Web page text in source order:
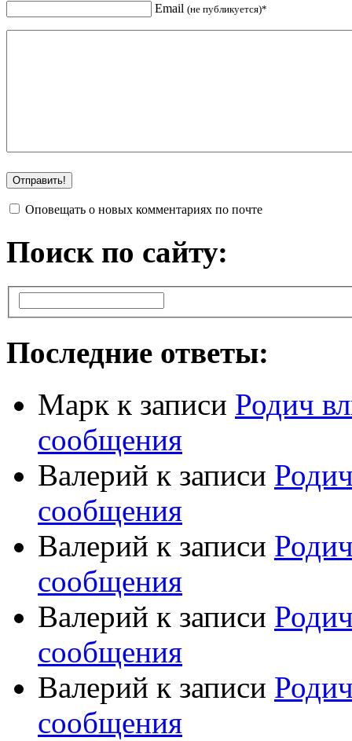
Email (не публикуется)*
Оповещать о новых комментариях по почте
Поиск по сайту:
Последние ответы:
Марк к записи Родич
сообщения
Валерий к записи
сообщения
Валерий к записи
сообщения
Валерий к записи
сообщения
Валерий к записи
сообщения